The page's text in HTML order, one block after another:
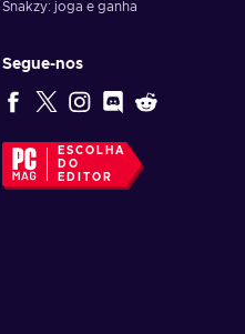
Snakzy: joga e ganha
Segue-nos
ESCOLHA
DO
EDITOR